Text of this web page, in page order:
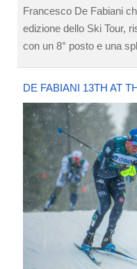
Francesco De Fabiani
edizione dello Ski Tour,
con un 8° posto e una
DE FABIANI 13TH AT